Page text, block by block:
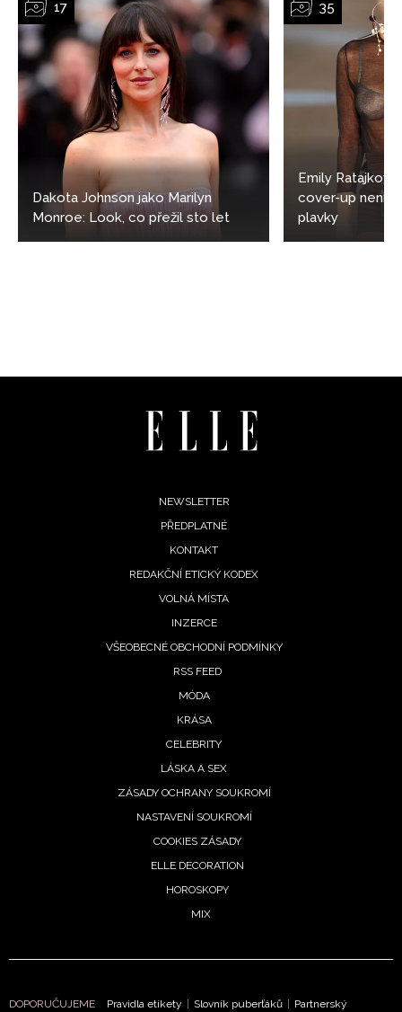
Dakota Johnson jako Marilyn
Monroe: Look, co přežil sto let
Emily
cover-up není
plavky
NEWSLETTER
PŘEDPLATNÉ
KONTAKT
REDAKČNÍ ETICKÝ KODEX
VOLNÁ MÍSTA
INZERCE
VŠEOBECNÉ OBCHODNÍ PODMÍNKY
RSS FEED
MÓDA
KRÁSA
CELEBRITY
LÁSKA A SEX
ZÁSADY OCHRANY SOUKROMÍ
NASTAVENÍ SOUKROMÍ
COOKIES ZÁSADY
ELLE DECORATION
HOROSKOPY
MIX
DOPORUČUJEME Pravidla etikety Slovník puberťáků
Partnerský